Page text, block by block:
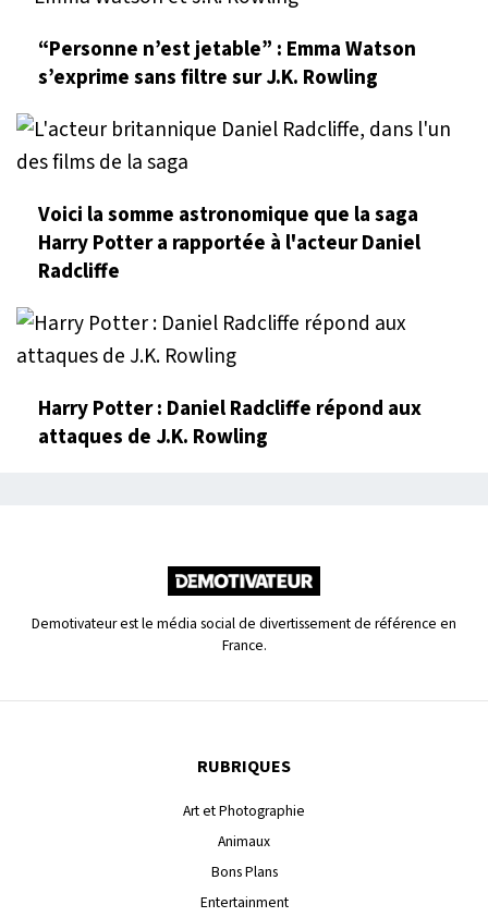
“Personne n’est jetable” : Emma Watson
s’exprime sans filtre sur J.K. Rowling
Voici la somme astronomique que la saga
Harry Potter a rapportée à l'acteur Daniel
Radcliffe
Harry Potter : Daniel Radcliffe répond aux
attaques de J.K. Rowling
Demotivateur est le média social de divertissement de référence en
France.
RUBRIQUES
Art et Photographie
Animaux
Bons Plans
Entertainment